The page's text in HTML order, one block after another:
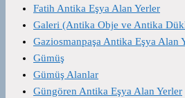
Fatih Antika Eşya Alan Yerler
Galeri (Antika Obje ve Antika
Gaziosmanpaşa Antika Eşya Alan
Gümüş
Gümüş Alanlar
Güngören Antika Eşya Alan Yerler